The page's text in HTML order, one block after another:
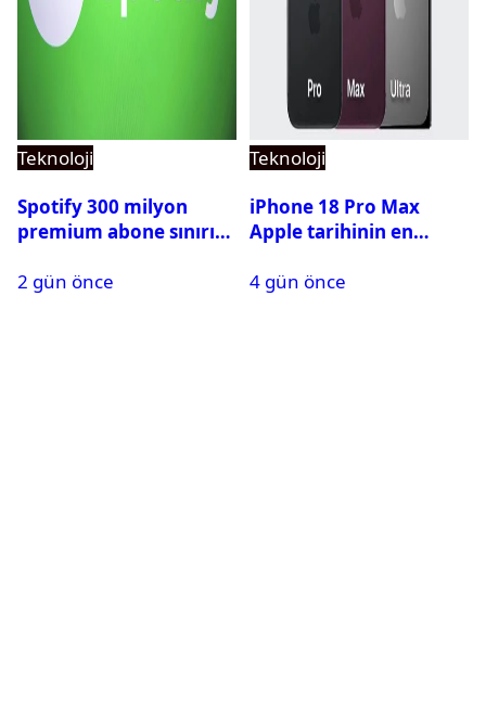
Teknoloji
Spotify 300 milyon
premium abone sınırını
2 gün önce
Teknoloji
iPhone 18 Pro Max
Apple tarihinin en
4 gün önce